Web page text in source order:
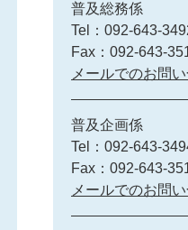
普及総務係
Tel：092-643-
Fax：092-643-
メールでのお問
普及企画係
Tel：092-643-
Fax：092-643-
メールでのお問